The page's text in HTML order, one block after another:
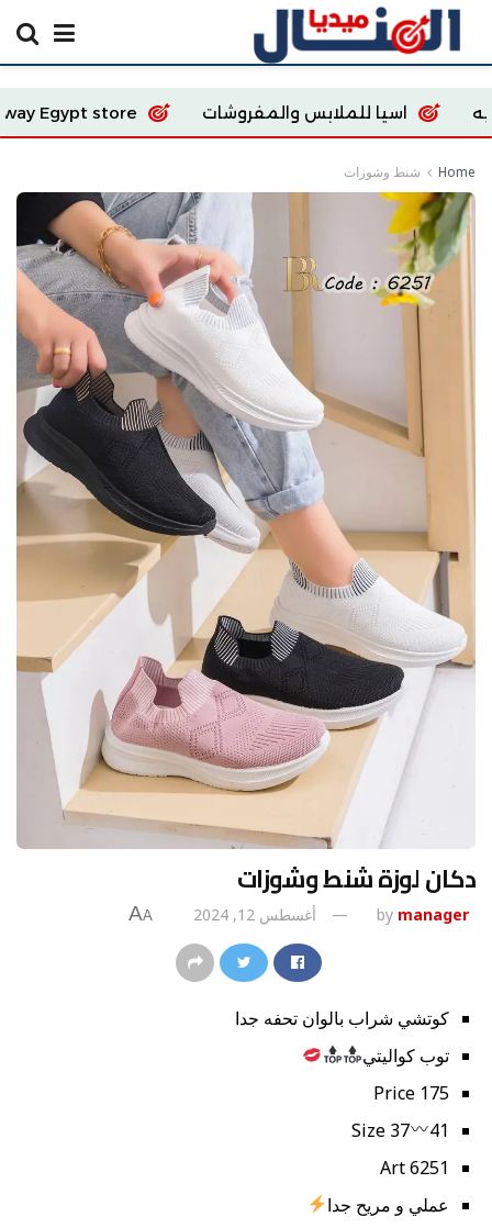
والمفروشات Ecoway Egypt store
Home شنط وشوزات
دكان لوزة شنط وشوزات
by manager أغسطس 12, 2024 A
A
كوتشي شراب بالوان تحفه جدا
توب كواليتي
Price 175
Size 37
41
Art 6251
عملي و مريح جدا